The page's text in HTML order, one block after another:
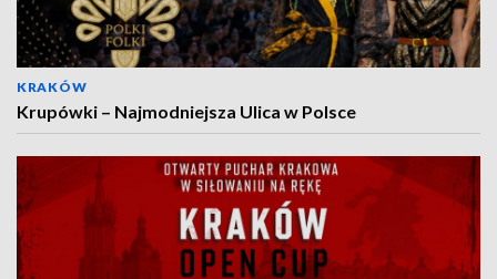
KRAKÓW
Krupówki – Najmodniejsza Ulica w Polsce